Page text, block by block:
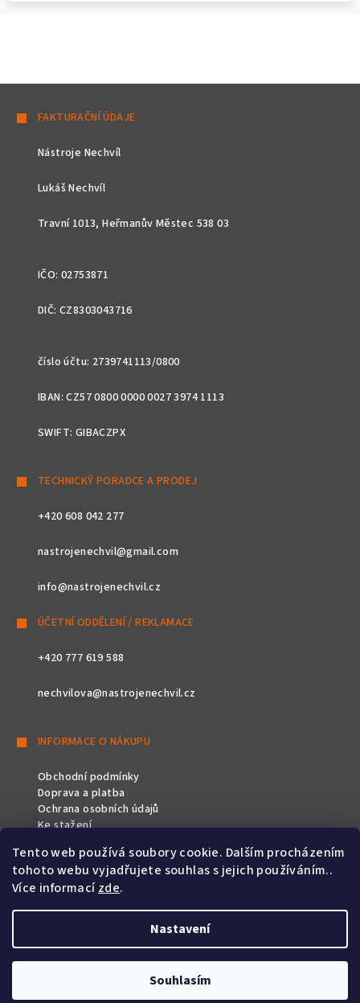
Tento web používá soubory cookie. Dalším procházením
tohoto webu vyjadřujete souhlas s jejich používáním..
Více informacízde.
Nastavení
Souhlasím
FAKTURAČNÍ ÚDAJE
Nástroje Nechvíl
Lukáš Nechvíl
Travní 1013, Heřmanův Městec 538 03
IČO: 02753871
DIČ: CZ8303043716
číslo účtu: 2739741113/0800
IBAN: CZ57 0800 0000 0027 3974 1113
SWIFT: GIBACZPX
TECHNICKÝ PORADCE A PRODEJ
+420 608 042 277
nastrojenechvil@gmail.com
info@nastrojenechvil.cz
ÚČETNÍ ODDĚLENÍ / REKLAMACE
+420 777 619 588
nechvilova@nastrojenechvil.cz
INFORMACE O NÁKUPU
Obchodní podmínky
Doprava a platba
Ochrana osobních údajů
Ke stažení
SLEDUJTE NÁS